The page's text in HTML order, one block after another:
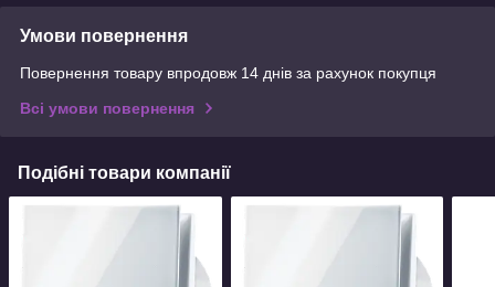
Умови повернення
Повернення товару впродовж 14 днів за рахунок покупця
Всі умови повернення
Подібні товари компанії